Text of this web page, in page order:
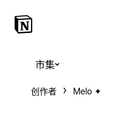
市集
创作者 Melo ✦